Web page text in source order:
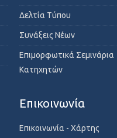
Δελτία Τύπου
Συνάξεις Νέων
Επιμορφωτικά Σεμινάρια
Κατηχητών
Επικοινωνία
Επικοινωνία - Χάρτης